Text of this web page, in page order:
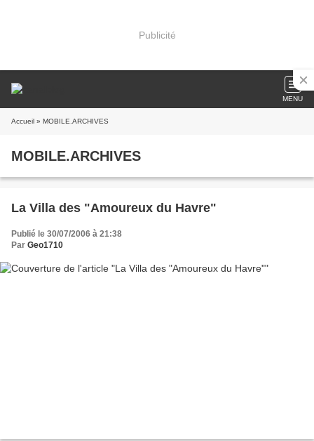
Publicité
MENU
Accueil » MOBILE.ARCHIVES
MOBILE.ARCHIVES
La Villa des "Amoureux du Havre"
Publié le 30/07/2006 à 21:38
Par Geo1710